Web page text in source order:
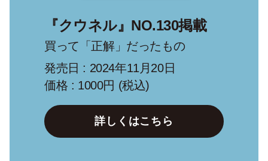
『クウネル』NO.130掲載
買って「正解」だったもの
発売日 : 2024年11月20日
価格 : 1000円 (税込)
詳しくはこちら